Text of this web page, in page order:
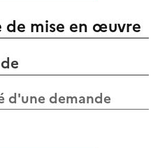
de mise en œuvre
d'une demande